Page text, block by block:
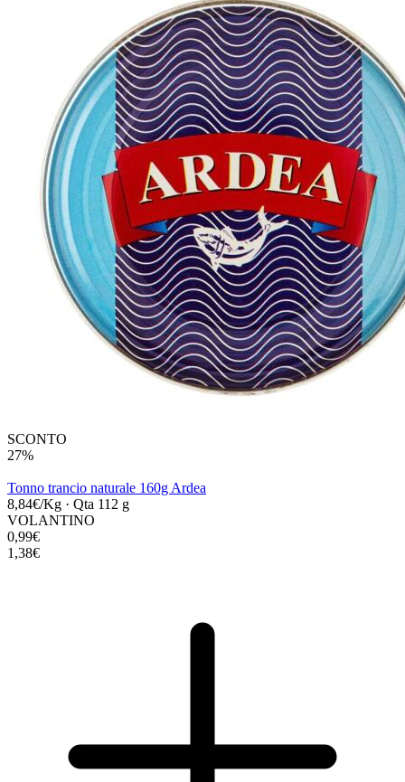
SCONTO
27%
Tonno trancio naturale 160g Ardea
8,84€/Kg · Qta 112 g
VOLANTINO
0,99€
1,38€